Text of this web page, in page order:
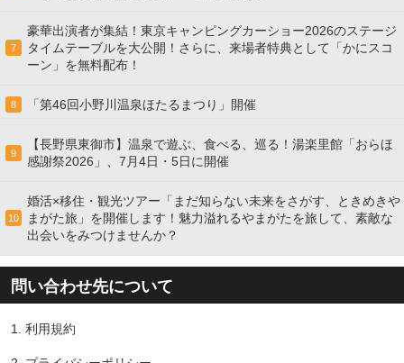
7
豪華出演者が集結！東京キャンピングカーショー2026のステージ
タイムテーブルを大公開！さらに、来場者特典として「かにスコ
ーン」を無料配布！
8 「第46回小野川温泉ほたるまつり」開催
9
【長野県東御市】温泉で遊ぶ、食べる、巡る！湯楽里館「おらほ
感謝祭2026」、7月4日・5日に開催
10
婚活×移住・観光ツアー「まだ知らない未来をさがす、ときめきや
まがた旅」を開催します！魅力溢れるやまがたを旅して、素敵な
出会いをみつけませんか？
問い合わせ先について
1. 利用規約